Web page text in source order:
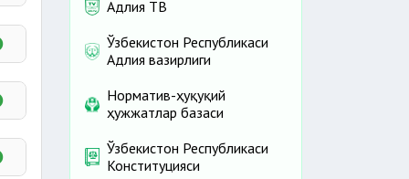
Адлия ТВ
Ўзбекистон Республикаси
Адлия вазирлиги
Норматив-ҳуқуқий
ҳужжатлар базаси
Ўзбекистон Республикаси
Конституцияси